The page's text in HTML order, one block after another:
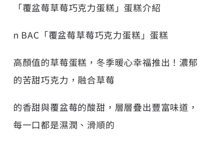
「覆盆莓草莓巧克力蛋糕」蛋糕介紹
n BAC「覆盆莓草莓巧克力蛋糕」蛋糕
高顏值的草莓蛋糕，冬季暖心幸福推出！濃郁
的苦甜巧克力，融合草莓
的香甜與覆盆莓的酸甜，層層疊出豐富味道，
每一口都是濕潤、滑順的